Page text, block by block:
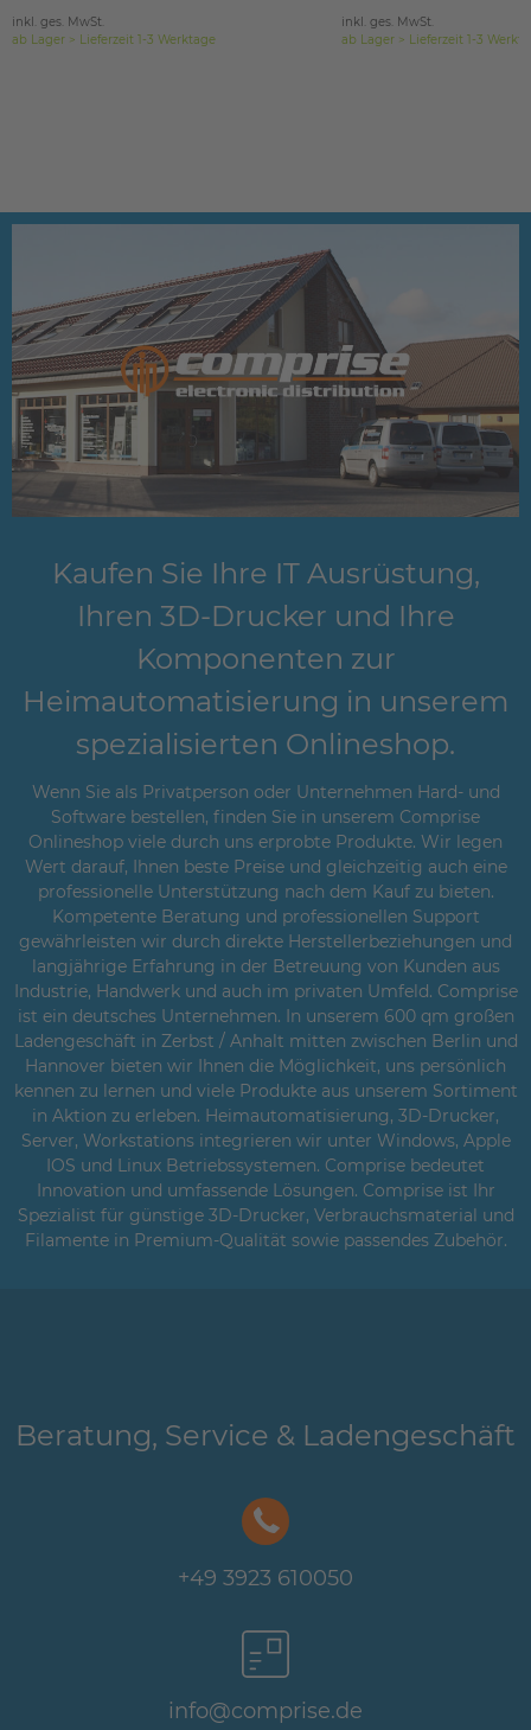
inkl. ges. MwSt.
ab Lager > Lieferzeit 1-3 Werktage
inkl. ges. MwSt.
ab Lager > Lieferzeit 1-3
Kaufen Sie Ihre IT Ausrüstung,
Ihren 3D-Drucker und Ihre
Komponenten zur
Heimautomatisierung in unserem
spezialisierten Onlineshop.
Wenn Sie als Privatperson oder Unternehmen Hard- und
Software bestellen, finden Sie in unserem Comprise
Onlineshop viele durch uns erprobte Produkte. Wir legen
Wert darauf, Ihnen beste Preise und gleichzeitig auch eine
professionelle Unterstützung nach dem Kauf zu bieten.
Kompetente Beratung und professionellen Support
gewährleisten wir durch direkte Herstellerbeziehungen und
langjährige Erfahrung in der Betreuung von Kunden aus
Industrie, Handwerk und auch im privaten Umfeld. Comprise
ist ein deutsches Unternehmen. In unserem 600 qm großen
Ladengeschäft in Zerbst / Anhalt mitten zwischen Berlin und
Hannover bieten wir Ihnen die Möglichkeit, uns persönlich
kennen zu lernen und viele Produkte aus unserem Sortiment
in Aktion zu erleben. Heimautomatisierung, 3D-Drucker,
Server, Workstations integrieren wir unter Windows, Apple
IOS und Linux Betriebssystemen. Comprise bedeutet
Innovation und umfassende Lösungen. Comprise ist Ihr
Spezialist für günstige 3D-Drucker, Verbrauchsmaterial und
Filamente in Premium-Qualität sowie passendes Zubehör.
Beratung, Service & Ladengeschäft
+49 3923 610050
info@comprise.de